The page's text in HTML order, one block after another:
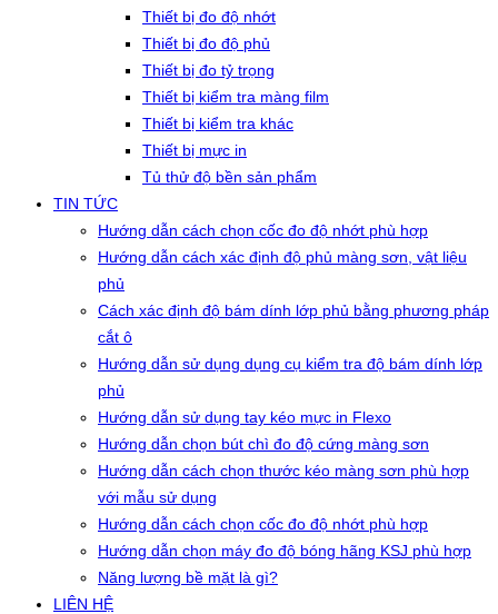
Thiết bị đo độ nhớt
Thiết bị đo độ phủ
Thiết bị đo tỷ trọng
Thiết bị kiểm tra màng film
Thiết bị kiểm tra khác
Thiết bị mực in
Tủ thử độ bền sản phẩm
TIN TỨC
Hướng dẫn cách chọn cốc đo độ nhớt phù hợp
Hướng dẫn cách xác định độ phủ màng sơn, vật liệu
phủ
Cách xác định độ bám dính lớp phủ bằng phương pháp
cắt ô
Hướng dẫn sử dụng dụng cụ kiểm tra độ bám dính lớp
phủ
Hướng dẫn sử dụng tay kéo mực in Flexo
Hướng dẫn chọn bút chì đo độ cứng màng sơn
Hướng dẫn cách chọn thước kéo màng sơn phù hợp
với mẫu sử dụng
Hướng dẫn cách chọn cốc đo độ nhớt phù hợp
Hướng dẫn chọn máy đo độ bóng hãng KSJ phù hợp
Năng lượng bề mặt là gì?
LIÊN HỆ